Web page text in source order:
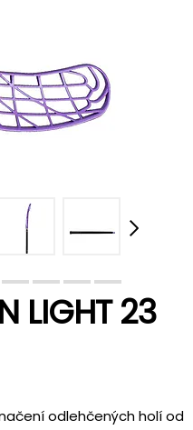
LIGHT 23
odlehčených holí od